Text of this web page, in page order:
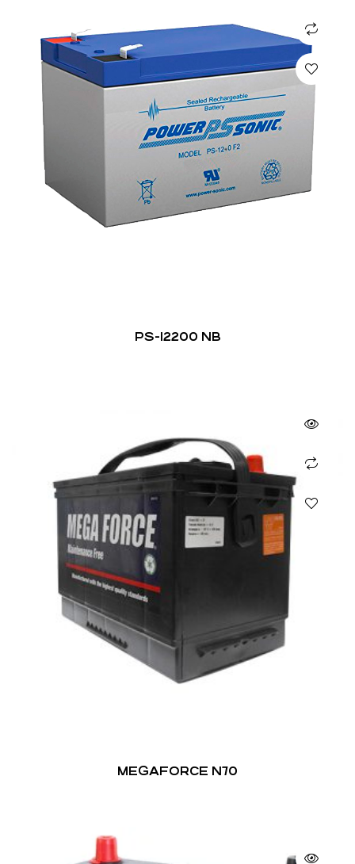
PS-12200 NB
MEGAFORCE N70